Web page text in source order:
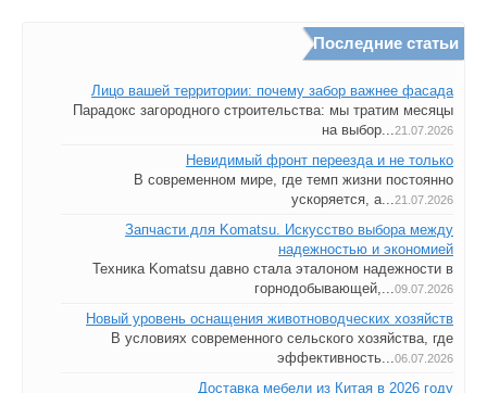
Последние статьи
Лицо вашей территории: почему забор важнее фасада
Парадокс загородного строительства: мы тратим месяцы
на выбор...21.07.2026
Невидимый фронт переезда и не только
В современном мире, где темп жизни постоянно
ускоряется, а...21.07.2026
Запчасти для Komatsu. Искусство выбора между
надежностью и экономией
Техника Komatsu давно стала эталоном надежности в
горнодобывающей,...09.07.2026
Новый уровень оснащения животноводческих хозяйств
В условиях современного сельского хозяйства, где
эффективность...06.07.2026
Доставка мебели из Китая в 2026 году